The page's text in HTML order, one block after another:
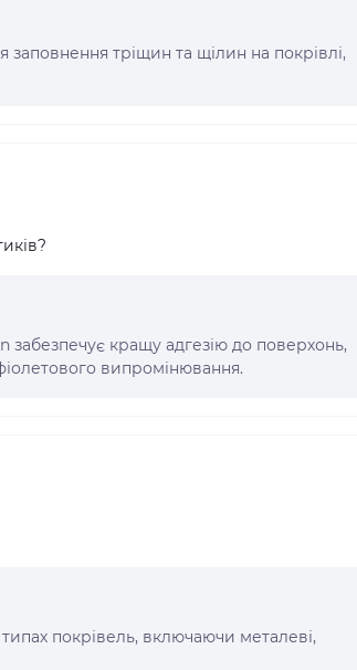
заповнення тріщин та щілин на покрівлі,
забезпечує кращу адгезію до поверхонь,
випромінювання.
покрівель, включаючи металеві,